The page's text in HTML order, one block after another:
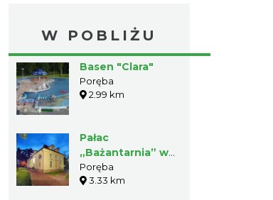
W POBLIŻU
Basen "Clara"
Poręba
2.99 km
Pałac
„Bażantarnia” w
Porębie
Poręba
3.33 km